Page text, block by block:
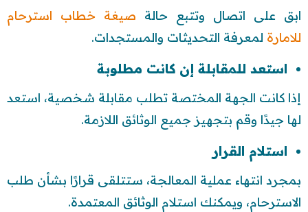
ابق على اتصال وتتبع حالة صيغة خطاب استرحام
للامارة لمعرفة التحديثات والمستجدات.
استعد للمقابلة إن كانت مطلوبة
إذا كانت الجهة المختصة تطلب مقابلة شخصية، استعد
لها جيدًا وقم بتجهيز جميع الوثائق اللازمة.
استلام القرار
بمجرد انتهاء عملية المعالجة، ستتلقى قرارًا بشأن طلب
الاسترحام، ويمكنك استلام الوثائق المعتمدة.